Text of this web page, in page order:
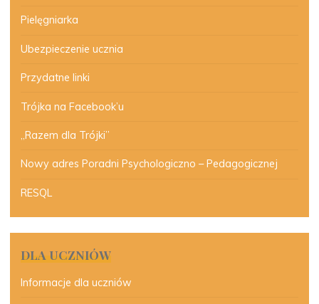
Pielęgniarka
Ubezpieczenie ucznia
Przydatne linki
Trójka na Facebook’u
„Razem dla Trójki”
Nowy adres Poradni Psychologiczno – Pedagogicznej
RESQL
DLA UCZNIÓW
Informacje dla uczniów